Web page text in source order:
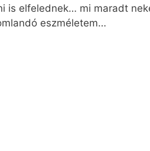
is elfelednek… mi maradt
eszméletem…